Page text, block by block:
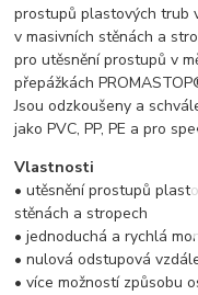
prostupů plastových trub
v masivních stěnách a
pro utěsnění prostupů v
přepážkách
Jsou odzkoušeny a
jako PVC, PP, PE a pro
Vlastnosti
• utěsnění prostupů
stěnách a stropech
• jednoduchá a rychlá
• nulová odstupová
• více možností způsobu